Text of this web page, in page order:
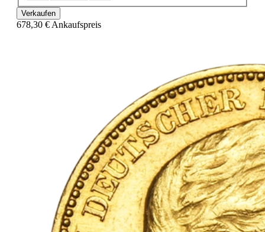
Verkaufen
678,30 € Ankaufspreis